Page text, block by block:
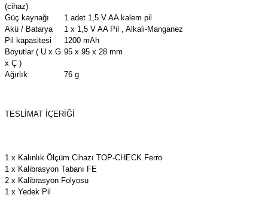
(cihaz)
Güç kaynağı
1 adet 1,5 V AA kalem pil
Akü / Batarya
1 x 1,5 V AA Pil , Alkali-Manganez
Pil kapasitesi
1200 mAh
Boyutlar ( U x G
x Ç )
95 x 95 x 28 mm
Ağırlık 76 g
TESLIMAT İÇERIĞI
1 x Kalınlık Ölçüm Cihazı TOP-CHECK Ferro
1 x Kalibrasyon Tabanı FE
2 x Kalibrasyon Folyosu
1 x Yedek Pil